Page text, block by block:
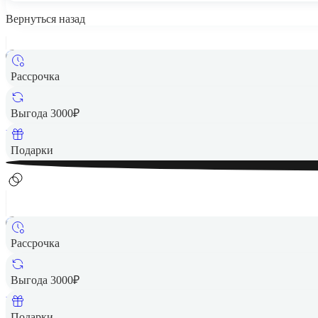
Вернуться назад
Рассрочка
Выгода 3000₽
Подарки
9 090 ₽
Вернем до
Рассрочка
Выгода 3000₽
9 090 ₽
Вернем до